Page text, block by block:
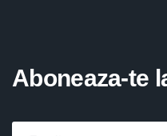
Aboneaza-te